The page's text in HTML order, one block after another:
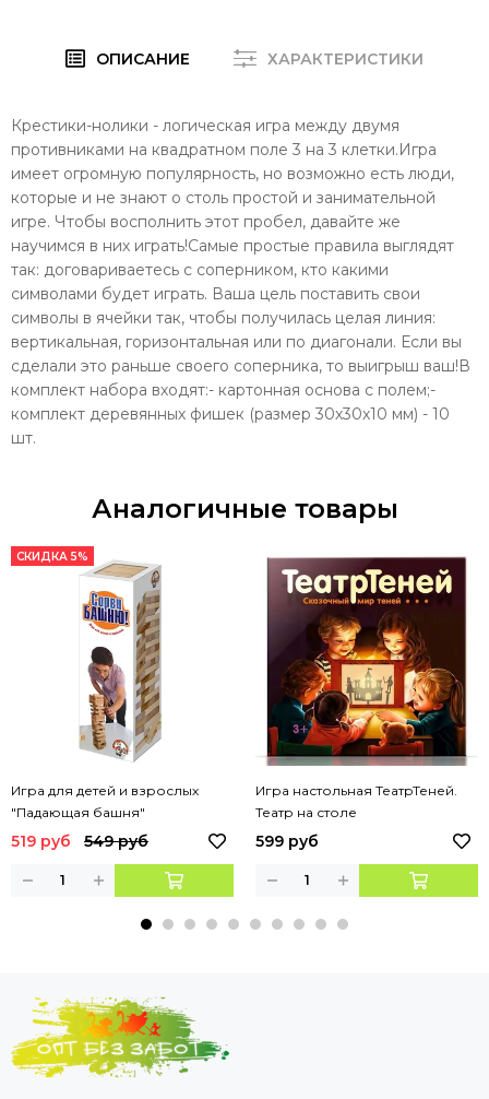
ОПИСАНИЕ ХАРАКТЕРИСТИКИ
Крестики-нолики - логическая игра между двумя
противниками на квадратном поле 3 на 3 клетки.Игра
имеет огромную популярность, но возможно есть люди,
которые и не знают о столь простой и занимательной
игре. Чтобы восполнить этот пробел, давайте же
научимся в них играть!Самые простые правила выглядят
так: договариваетесь с соперником, кто какими
символами будет играть. Ваша цель поставить свои
символы в ячейки так, чтобы получилась целая линия:
вертикальная, горизонтальная или по диагонали. Если вы
сделали это раньше своего соперника, то выигрыш ваш!В
комплект набора входят:- картонная основа с полем;-
комплект деревянных фишек (размер 30х30х10 мм) - 10
шт.
Аналогичные товары
СКИДКА 5%
Игра для детей и взрослых
"Падающая башня"
519 руб 549 руб
Игра настольная ТеатрТеней.
Театр на столе
599 руб